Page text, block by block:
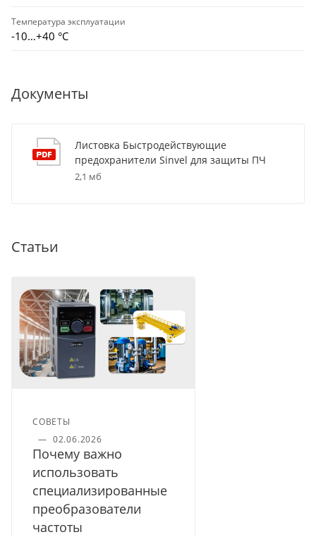
Температура эксплуатации
-10…+40 °С
Документы
Листовка Быстродействующие
предохранители Sinvel для защиты ПЧ
2,1 мб
Статьи
СОВЕТЫ
— 02.06.2026
Почему важно
использовать
специализированные
преобразователи
частоты